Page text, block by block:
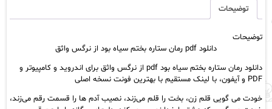
بختم
سیاه
از
واثق
عدد
توضیحات
توضیحات
دانلود pdf رمان ستاره بختم سیاه بود از نرگس واثق
دانلود رمان ستاره بختم سیاه بود pdf از نرگس واثق برای اندروید و کامپیوتر و
PDF و آیفون، با لینک مستقیم با بهترین فونت نسخه اصلی
خودت می گویی قلم زن، بخت را قلم می‌زند، نصیب آدم ها را قسمت رقم می‌زند،